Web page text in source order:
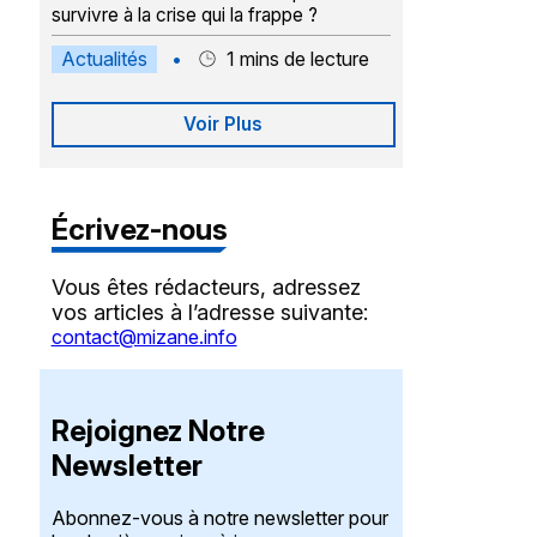
survivre à la crise qui la frappe ?
Actualités • 1 mins de lecture
Voir Plus
Écrivez-nous
Vous êtes rédacteurs, adressez
vos articles à l’adresse suivante:
contact@mizane.info
Rejoignez Notre
Newsletter
Abonnez-vous à notre newsletter pour